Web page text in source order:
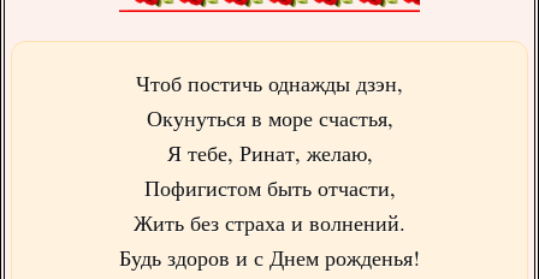
Чтоб постичь однажды дзэн,
Окунуться в море счастья,
Я тебе, Ринат, желаю,
Пофигистом быть отчасти,
Жить без страха и волнений.
Будь здоров и с Днем рожденья!